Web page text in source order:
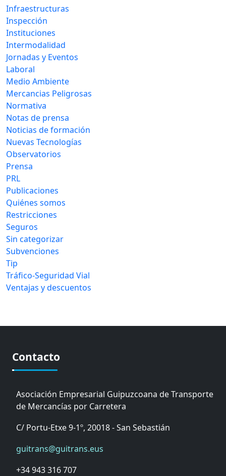
Infraestructuras
Inspección
Instituciones
Intermodalidad
Jornadas y Eventos
Laboral
Medio Ambiente
Mercancias Peligrosas
Normativa
Notas de prensa
Noticias de formación
Nuevas Tecnologías
Observatorios
Prensa
PRL
Publicaciones
Quiénes somos
Restricciones
Seguros
Sin categorizar
Subvenciones
Tip
Tráfico-Seguridad Vial
Ventajas y descuentos
Contacto
Asociación Empresarial Guipuzcoana de Transporte
de Mercancías por Carretera
C/ Portu-Etxe 9-1º, 20018 - San Sebastián
guitrans@guitrans.eus
+34 943 316 707